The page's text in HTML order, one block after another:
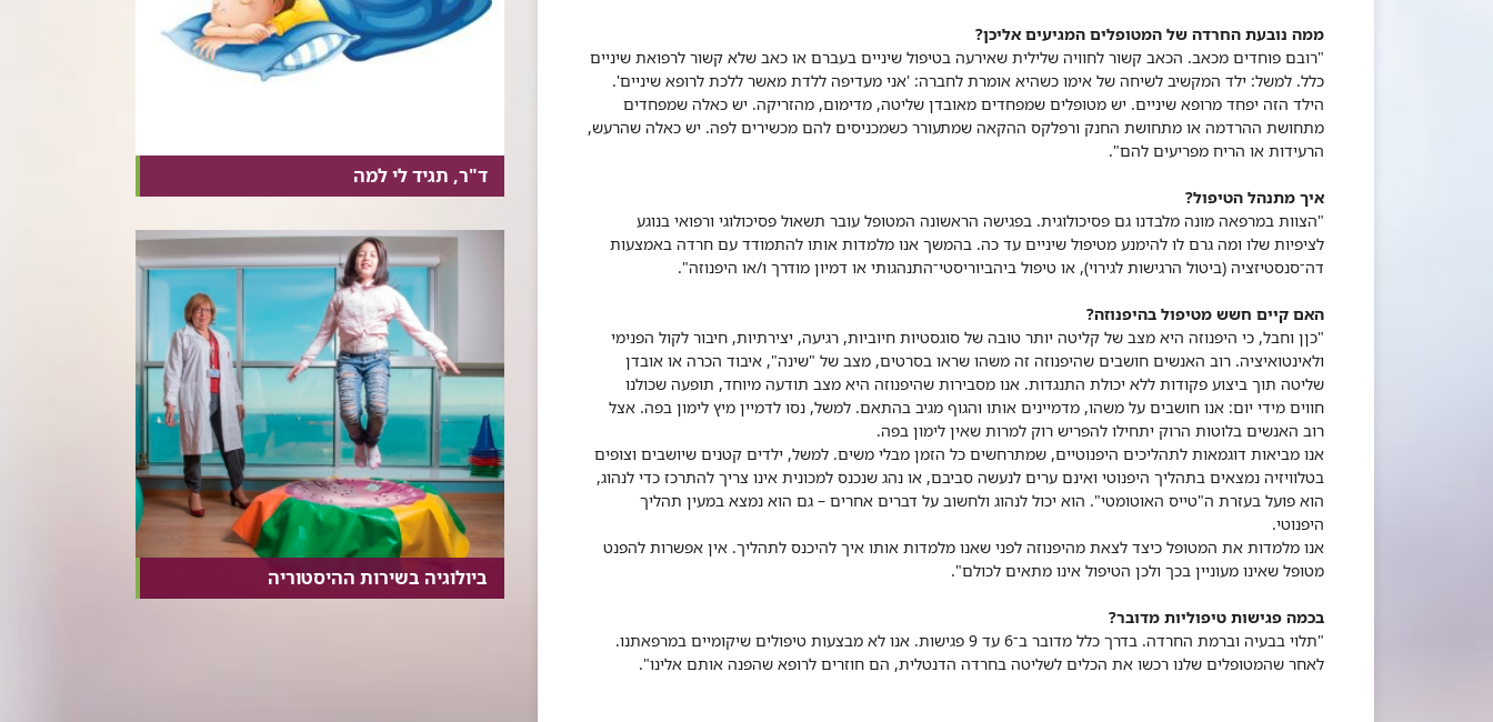
ממה נובעת החרדה של המטופלים המגיעים אליכן?
"רובם פוחדים מכאב. הכאב קשור לחוויה שלילית שאירעה בטיפול שיניים בעברם או כאב שלא קשור לרפואת שיניים
כלל. למשל: ילד המקשיב לשיחה של אימו כשהיא אומרת לחברה: 'אני מעדיפה ללדת מאשר ללכת לרופא שיניים'.
הילד הזה יפחד מרופא שיניים. יש מטופלים שמפחדים מאובדן שליטה, מדימום, מהזריקה. יש כאלה שמפחדים
מתחושת ההרדמה או מתחושת החנק ורפלקס ההקאה שמתעורר כשמכניסים להם מכשירים לפה. יש כאלה שהרעש,
הרעידות או הריח מפריעים להם".
איך מתנהל הטיפול?
"הצוות במרפאה מונה מלבדנו גם פסיכולוגית. בפגישה הראשונה המטופל עובר תשאול פסיכולוגי ורפואי בנוגע
לציפיות שלו ומה גרם לו להימנע מטיפול שיניים עד כה. בהמשך אנו מלמדות אותו להתמודד עם חרדה באמצעות
דה־סנסטיזציה (ביטול הרגישות לגירוי), או טיפול ביהביוריסטי־התנהגותי או דמיון מודרך ו/או היפנוזה".
האם קיים חשש מטיפול בהיפנוזה?
"כןן וחבל, כי היפנוזה היא מצב של קליטה יותר טובה של סוגסטיות חיוביות, רגיעה, יצירתיות, חיבור לקול הפנימי
ולאינטואיציה. רוב האנשים חושבים שהיפנוזה זה משהו שראו בסרטים, מצב של "שינה", איבוד הכרה או אובדן
שליטה תוך ביצוע פקודות ללא יכולת התנגדות. אנו מסבירות שהיפנוזה היא מצב תודעה מיוחד, תופעה שכולנו
חווים מידי יום: אנו חושבים על משהו, מדמיינים אותו והגוף מגיב בהתאם. למשל, נסו לדמיין מיץ לימון בפה. אצל
רוב האנשים בלוטות הרוק יתחילו להפריש רוק למרות שאין לימון בפה.
אנו מביאות דוגמאות לתהליכים היפנוטיים, שמתרחשים כל הזמן מבלי משים. למשל, ילדים קטנים שיושבים וצופים
בטלוויזיה נמצאים בתהליך היפנוטי ואינם ערים לנעשה סביבם, או נהג שנכנס למכונית אינו צריך להתרכז כדי לנהוג,
הוא פועל בעזרת ה"טייס האוטומטי". הוא יכול לנהוג ולחשוב על דברים אחרים – גם הוא נמצא במעין תהליך
היפנוטי.
אנו מלמדות את המטופל כיצד לצאת מהיפנוזה לפני שאנו מלמדות אותו איך להיכנס לתהליך. אין אפשרות להפנט
מטופל שאינו מעוניין בכך ולכן הטיפול אינו מתאים לכולם".
בכמה פגישות טיפוליות מדובר?
"תלוי בבעיה וברמת החרדה. בדרך כלל מדובר ב־6 עד 9 פגישות. אנו לא מבצעות טיפולים שיקומיים במרפאתנו.
לאחר שהמטופלים שלנו רכשו את הכלים לשליטה בחרדה הדנטלית, הם חוזרים לרופא שהפנה אותם אלינו".
ד"ר, תגיד לי למה
ביולוגיה בשירות ההיסטוריה